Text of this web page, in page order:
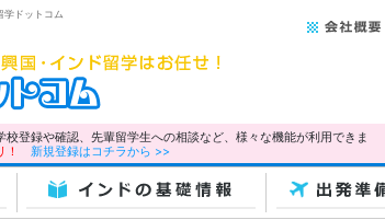
学ドットコム
校登録や確認、先輩留学生への相談など、様々な機能が利用できま
新規登録はコチラから >>